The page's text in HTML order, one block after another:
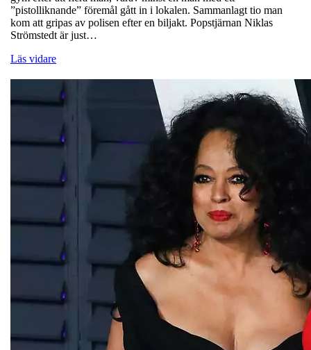
”pistolliknande” föremål gått in i lokalen. Sammanlagt tio man
kom att gripas av polisen efter en biljakt. Popstjärnan Niklas
Strömstedt är just…
Läs vidare